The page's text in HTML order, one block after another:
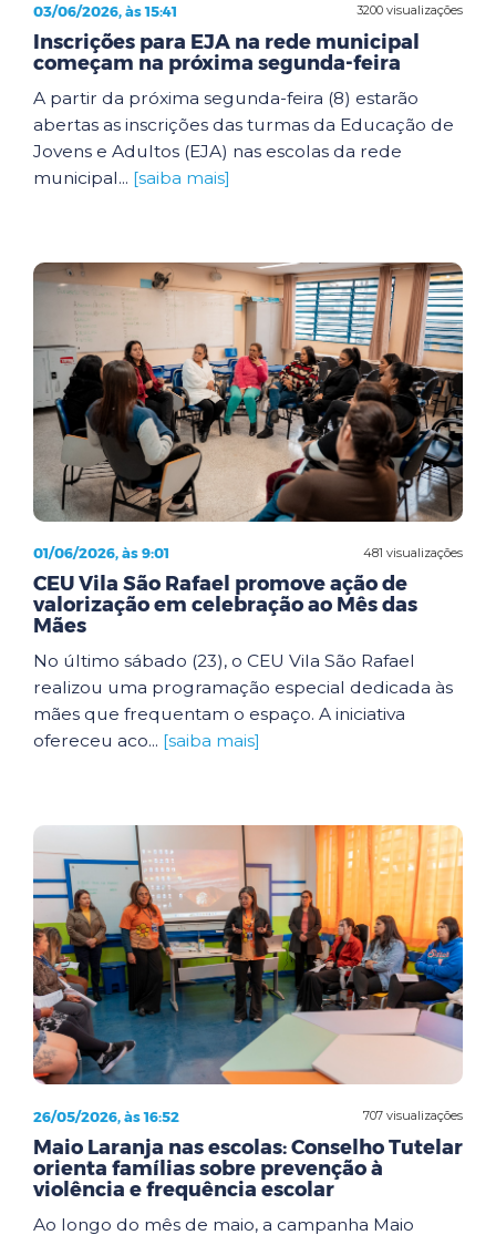
3200 visualizações
03/06/2026, às 15:41
Inscrições para EJA na rede municipal
começam na próxima segunda-feira
A partir da próxima segunda-feira (8) estarão
abertas as inscrições das turmas da Educação de
Jovens e Adultos (EJA) nas escolas da rede
municipal... [saiba mais]
481 visualizações
01/06/2026, às 9:01
CEU Vila São Rafael promove ação de
valorização em celebração ao Mês das
Mães
No último sábado (23), o CEU Vila São Rafael
realizou uma programação especial dedicada às
mães que frequentam o espaço. A iniciativa
ofereceu aco... [saiba mais]
707 visualizações
26/05/2026, às 16:52
Maio Laranja nas escolas: Conselho Tutelar
orienta famílias sobre prevenção à
violência e frequência escolar
Ao longo do mês de maio, a campanha Maio